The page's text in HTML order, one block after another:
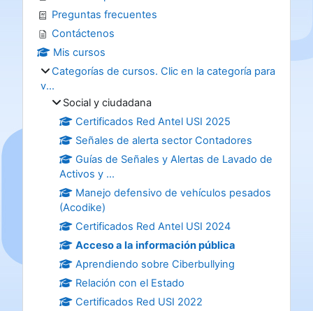
Preguntas frecuentes
Contáctenos
Mis cursos
Categorías de cursos. Clic en la categoría para
v...
Social y ciudadana
Certificados Red Antel USI 2025
Señales de alerta sector Contadores
Guías de Señales y Alertas de Lavado de
Activos y ...
Manejo defensivo de vehículos pesados
(Acodike)
Certificados Red Antel USI 2024
Acceso a la información pública
Aprendiendo sobre Ciberbullying
Relación con el Estado
Certificados Red USI 2022